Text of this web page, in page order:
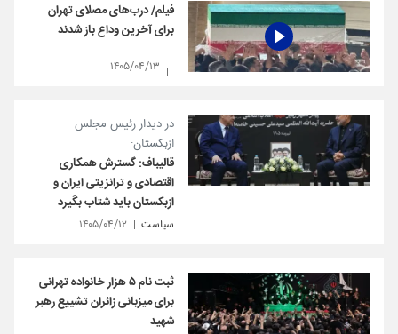
فیلم/ درب‌های مصلای تهران
برای آخرین وداع باز شدند
۱۴۰۵/۰۴/۱۳
در دیدار رئیس مجلس
ازبکستان:
قالیباف: گسترش همکاری‌
اقتصادی و ترانزیتی ایران و
ازبکستان باید شتاب بگیرد
سیاست ۱۴۰۵/۰۴/۱۲
ثبت نام ۵ هزار خانواده تهرانی
برای میزبانی زائران تشییع رهبر
شهید